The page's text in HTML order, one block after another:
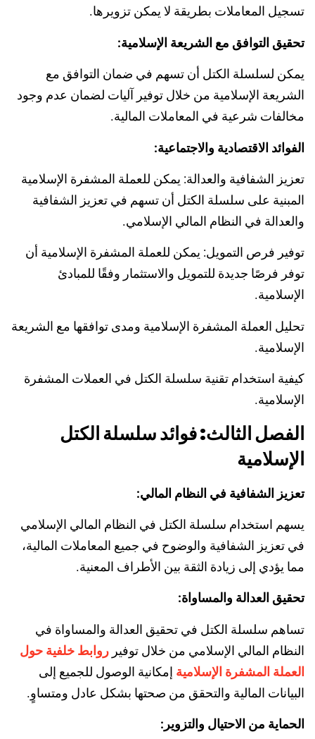
تسجيل المعاملات بطريقة لا يمكن تزويرها.
تحقيق التوافق مع الشريعة الإسلامية:
يمكن لسلسلة الكتل أن تسهم في ضمان التوافق مع
الشريعة الإسلامية من خلال توفير آليات لضمان عدم وجود
مخالفات شرعية في المعاملات المالية.
الفوائد الاقتصادية والاجتماعية:
تعزيز الشفافية والعدالة: يمكن للعملة المشفرة الإسلامية
المبنية على سلسلة الكتل أن تسهم في تعزيز الشفافية
والعدالة في النظام المالي الإسلامي.
توفير فرص التمويل: يمكن للعملة المشفرة الإسلامية أن
توفر فرصًا جديدة للتمويل والاستثمار وفقًا للمبادئ
الإسلامية.
تحليل العملة المشفرة الإسلامية ومدى توافقها مع الشريعة
الإسلامية.
كيفية استخدام تقنية سلسلة الكتل في العملات المشفرة
الإسلامية.
الفصل الثالث: فوائد سلسلة الكتل
الإسلامية
تعزيز الشفافية في النظام المالي:
يسهم استخدام سلسلة الكتل في النظام المالي الإسلامي
في تعزيز الشفافية والوضوح في جميع المعاملات المالية،
مما يؤدي إلى زيادة الثقة بين الأطراف المعنية.
تحقيق العدالة والمساواة:
تساهم سلسلة الكتل في تحقيق العدالة والمساواة في
النظام المالي الإسلامي من خلال توفير روابط خلفية حول
العملة المشفرة الإسلامية إمكانية الوصول للجميع إلى
البيانات المالية والتحقق من صحتها بشكل عادل ومتساوٍ.
الحماية من الاحتيال والتزوير: